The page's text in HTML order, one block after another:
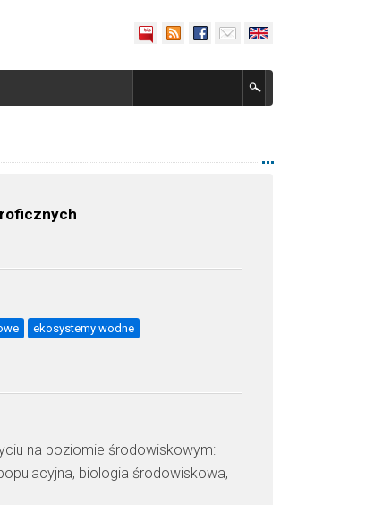
ekosystemy wodne
na poziomie środowiskowym:
biologia środowiskowa,